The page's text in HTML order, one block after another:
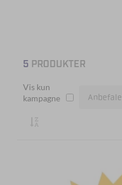
5 PRODUKTER
Vis kun
kampagne